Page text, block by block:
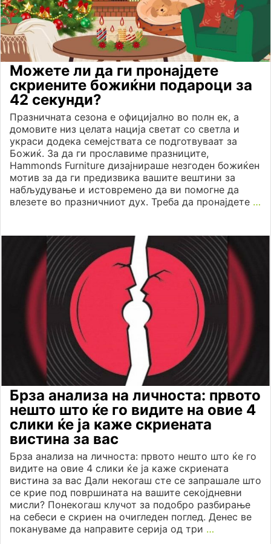
Можете ли да ги пронајдете
скриените божиќни подароци за
42 секунди?
Празничната сезона е официјално во полн ек, а
домовите низ целата нација светат со светла и
украси додека семејствата се подготвуваат за
Божиќ. За да ги прославиме празниците,
Hammonds Furniture дизајнираше незгоден божиќен
мотив за да ги предизвика вашите вештини за
набљудување и истовремено да ви помогне да
влезете во празничниот дух. Треба да пронајдете …
Брза анализа на личноста: првото
нешто што ќе го видите на овие 4
слики ќе ја каже скриената
вистина за вас
Брза анализа на личноста: првото нешто што ќе го
видите на овие 4 слики ќе ја каже скриената
вистина за вас Дали некогаш сте се запрашале што
се крие под површината на вашите секојдневни
мисли? Понекогаш клучот за подобро разбирање
на себеси е скриен на очигледен поглед. Денес ве
покануваме да направите серија од три …